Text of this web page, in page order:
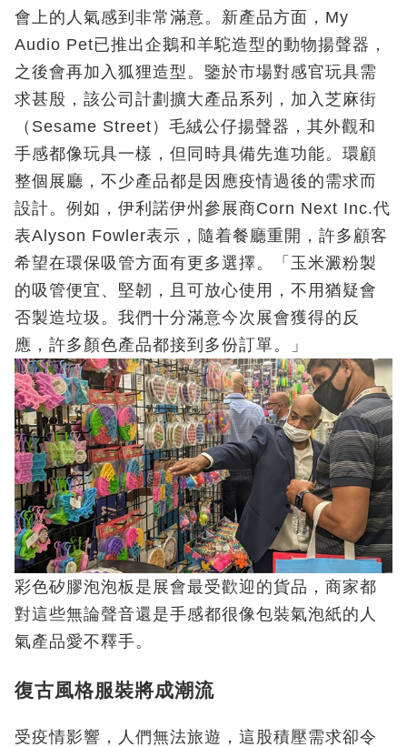
會上的人氣感到非常滿意。新產品方面，My
Audio Pet已推出企鵝和羊駝造型的動物揚聲器，
之後會再加入狐狸造型。鑒於市場對感官玩具需
求甚殷，該公司計劃擴大產品系列，加入芝麻街
（Sesame Street）毛絨公仔揚聲器，其外觀和
手感都像玩具一樣，但同時具備先進功能。環顧
整個展廳，不少產品都是因應疫情過後的需求而
設計。例如，伊利諾伊州參展商Corn Next Inc.代
表Alyson Fowler表示，隨着餐廳重開，許多顧客
希望在環保吸管方面有更多選擇。「玉米澱粉製
的吸管便宜、堅韌，且可放心使用，不用猶疑會
否製造垃圾。我們十分滿意今次展會獲得的反
應，許多顏色產品都接到多份訂單。」
彩色矽膠泡泡板是展會最受歡迎的貨品，商家都
對這些無論聲音還是手感都很像包裝氣泡紙的人
氣產品愛不釋手。
復古風格服裝將成潮流
受疫情影響，人們無法旅遊，這股積壓需求卻令